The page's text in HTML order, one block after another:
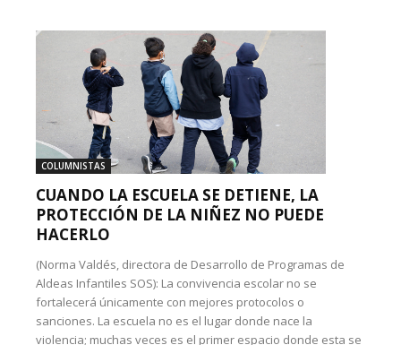
COLUMNISTAS
CUANDO LA ESCUELA SE DETIENE, LA
PROTECCIÓN DE LA NIÑEZ NO PUEDE
HACERLO
(Norma Valdés, directora de Desarrollo de Programas de
Aldeas Infantiles SOS): La convivencia escolar no se
fortalecerá únicamente con mejores protocolos o
sanciones. La escuela no es el lugar donde nace la
violencia; muchas veces es el primer espacio donde esta se